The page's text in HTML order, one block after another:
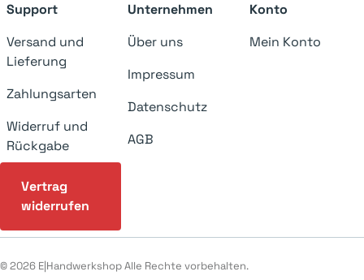
Support
Versand und
Lieferung
Zahlungsarten
Widerruf und
Rückgabe
Vertrag
widerrufen
Unternehmen
Über uns
Impressum
Datenschutz
AGB
Konto
Mein Konto
© 2026 E|Handwerkshop Alle Rechte vorbehalten.